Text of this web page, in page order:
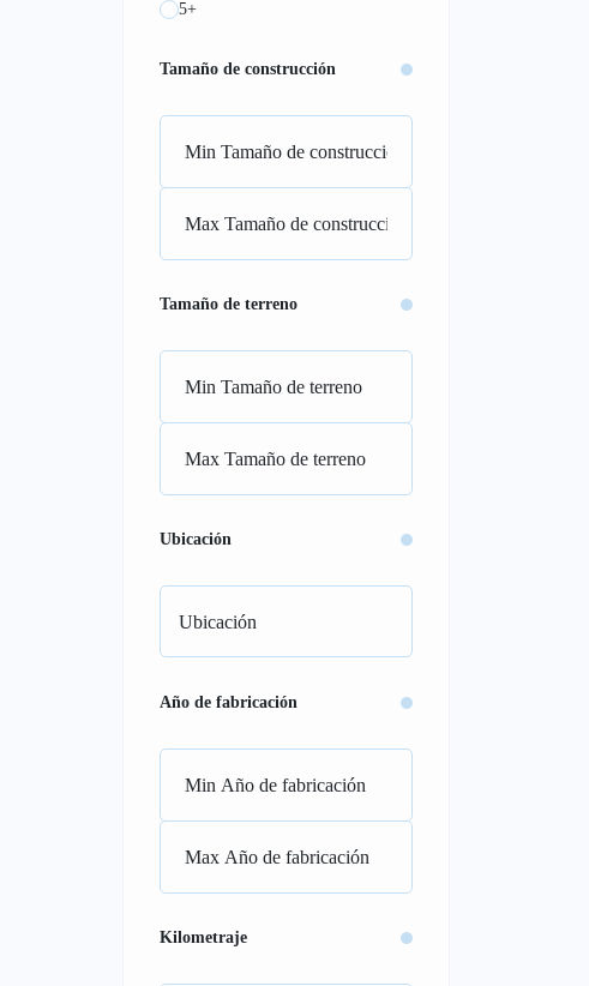
5+
Tamaño de construcción
Tamaño de terreno
Ubicación
Año de fabricación
Kilometraje